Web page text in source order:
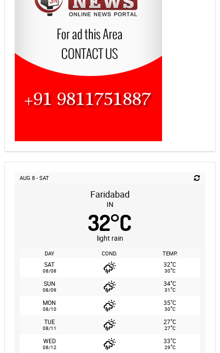
AUG 8 - SAT
Faridabad
IN
32°C
light rain
DAY COND. TEMP.
SAT
08/08
32°C
30°C
SUN
08/09
34°C
31°C
MON
08/10
35°C
30°C
TUE
08/11
27°C
27°C
WED
08/12
33°C
29°C